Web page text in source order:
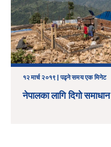
१२ मार्च २०१९ | पढ्ने समय एक मिनेट
नेपालका लागि दिगो समाधान